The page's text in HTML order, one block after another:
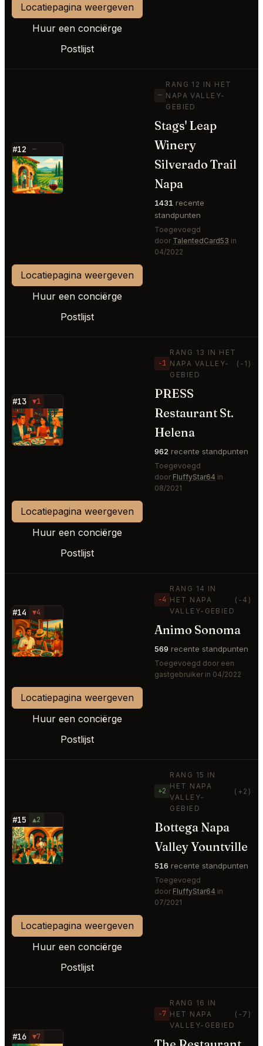
Locatiepagina weergeven
Huur een conciërge
Postlijst
#12 —
⭐
—
RANG 12 IN HET
NAPA VALLEY-
GEBIED
Stags' Leap
Winery
Silverado Trail
Napa
1431 recente
standpunten
Toegevoegd
door TalentedCard53 in
04/2022
Locatiepagina weergeven
Huur een conciërge
Postlijst
#13 ▼1
⭐
−1
RANG 13 IN HET
NAPA VALLEY-
GEBIED
(-1)
PRESS
Restaurant St.
Helena
962 recente standpunten
Toegevoegd
door FluffyStar64 in
08/2021
Locatiepagina weergeven
Huur een conciërge
Postlijst
#14 ▼4
⭐
−4
RANG 14 IN
HET NAPA
VALLEY-GEBIED
(-4)
Animo Sonoma
569 recente standpunten
Toegevoegd door een
gastgebruiker in 04/2022
Locatiepagina weergeven
Huur een conciërge
Postlijst
#15 ▲2
⭐
+2
RANG 15 IN
HET NAPA
VALLEY-
GEBIED
(+2)
Bottega Napa
Valley Yountville
516 recente standpunten
Toegevoegd
door FluffyStar64 in
07/2021
Locatiepagina weergeven
Huur een conciërge
Postlijst
#16 ▼7
−7
RANG 16 IN
HET NAPA
VALLEY-GEBIED
(-7)